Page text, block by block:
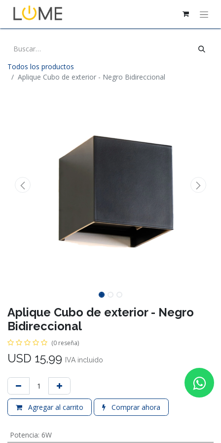
Todos los productos
Aplique Cubo de exterior - Negro Bidireccional
Aplique Cubo de exterior - Negro
Bidireccional
(0 reseña)
USD 15,99 IVA incluido
Agregar al carrito Comprar ahora
Potencia: 6W